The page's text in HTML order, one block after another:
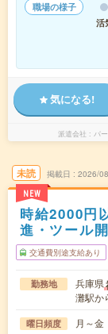
職場の様子
活
気になる!
派遣会社 パ
未読
NEW
掲載日 2026/
時給2000円
進・ツール
交通費別途支給あり
勤務地 兵庫県
灘駅か
曜日頻度 月～金